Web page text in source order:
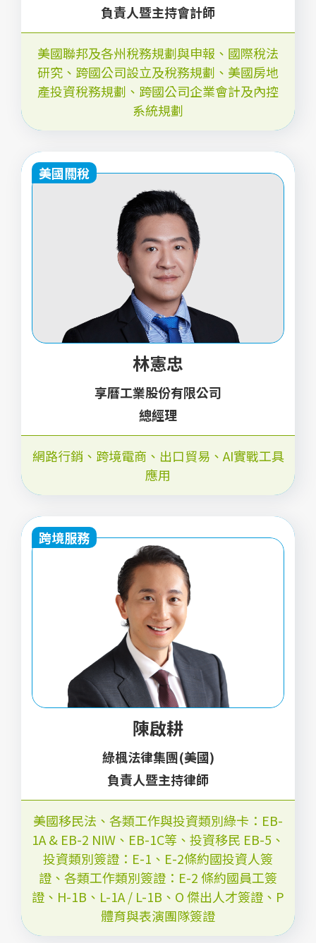
負責人暨主持會計師
美國聯邦及各州稅務規劃與申報、國際稅法
研究、跨國公司設立及稅務規劃、美國房地
產投資稅務規劃、跨國公司企業會計及內控
系統規劃
美國關稅
林憲忠
享曆工業股份有限公司
總經理
網路行銷、跨境電商、出口貿易、AI實戰工具
應用
跨境服務
陳啟耕
綠楓法律集團(美國)
負責人暨主持律師
美國移民法、各類工作與投資類別綠卡：EB-
1A & EB-2 NIW、EB-1C等 、 投資移民 EB-5 、
投資類別簽證：E-1、E-2條約國投資人簽
證 、 各類工作類別簽證：E-2 條約國員工簽
證、H-1B、L-1A / L-1B、O 傑出人才簽證、P
體育與表演團隊簽證